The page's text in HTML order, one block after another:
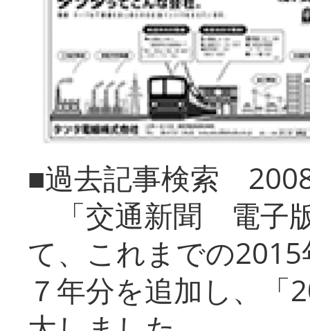
■過去記事検索
「交通新聞 電子
て、これまでの
７年分を追加し、「